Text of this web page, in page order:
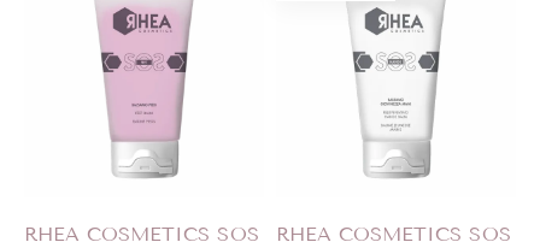
RHEA COSMETICS SOS
RHEA COSMETICS SOS